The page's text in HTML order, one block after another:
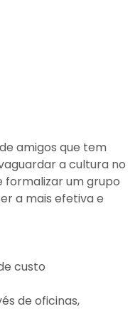
amigos que tem
a cultura no
formalizar um grupo
a mais efetiva e
custo
de oficinas,